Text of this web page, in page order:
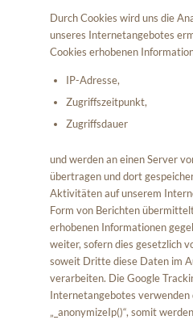
Durch Cookies wird uns die
unseres Internetangebotes
Cookies erhobenen
IP-Adresse,
Zugriffszeitpunkt,
Zugriffsdauer
und werden an einen Server
übertragen und dort
Aktivitäten auf unserem
Form von Berichten
erhobenen Informationen
weiter, sofern dies gesetzlich
soweit Dritte diese Daten im
verarbeiten. Die Google
Internetangebotes verwenden
„_anonymizeIp()“, somit